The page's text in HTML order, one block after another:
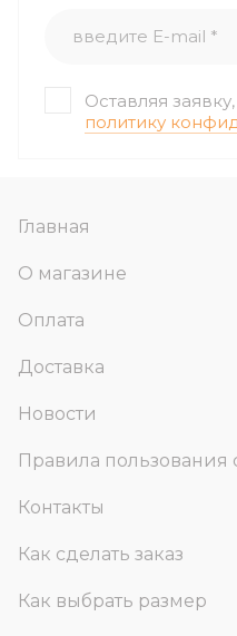
Главная
О магазине
Оплата
Доставка
Новости
Правила пользования
Контакты
Как сделать заказ
Как выбрать размер
Оставляя
политику